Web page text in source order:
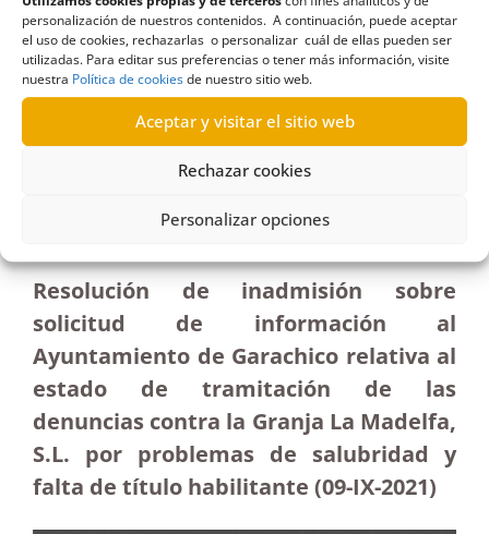
personalización de nuestros contenidos. A continuación, puede aceptar
el uso de cookies, rechazarlas o personalizar cuál de ellas pueden ser
utilizadas. Para editar sus preferencias o tener más información, visite
nuestra Política de cookiesde nuestro sitio web.
Aceptar y visitar el sitio web
Rechazar cookies
Personalizar opciones
R352/2021
Solicitud de información al Consejo Insular de
Aguas de Tenerife sobre medidas para evitar la
contaminación del agua| Inadmisión
Resolución de inadmisión sobre
solicitud de información al
Ayuntamiento de Garachico relativa al
estado de tramitación de las
denuncias contra la Granja La Madelfa,
S.L. por problemas de salubridad y
falta de título habilitante (09-IX-2021)